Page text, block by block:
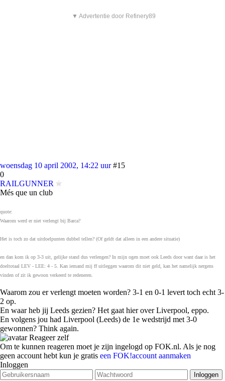
▼ Advertentie door Refinery89
woensdag 10 april 2002, 14:22 uur #15
0
RAILGUNNER
Més que un club
quote:
Waarom werd er niet verlengt bij Barca?
Het is toch zo dat uitdoelpunten dubbel tellen? (Of geldt dat alleen in een andere situatie)
en dan kom ik op 3-3 uit, gelijke stand dus verlengen? In mijn ogen moet ook Leeds door want daar is het
doeltotaal LEV - LEE: 4 - 5. Kan iemand mij ff uitleggen waarom dit niet geld, kan het namelijk nergens
vinden of zit ik gewoon verkeerd te redeneren.
Waarom zou er verlengt moeten worden? 3-1 en 0-1 levert toch echt 3-
2 op.
En waar heb jij Leeds gezien? Het gaat hier over Liverpool, eppo.
En volgens jou had Liverpool (Leeds) de 1e wedstrijd met 3-0
gewonnen? Think again.
Reageer zelf
Om te kunnen reageren moet je zijn ingelogd op FOK.nl. Als je nog
geen account hebt kun je gratis een FOK!account aanmaken
Inloggen